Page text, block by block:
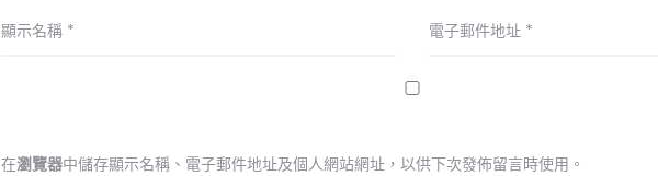
顯示名稱 * 電子郵件地址 *
在瀏覽器中儲存顯示名稱、電子郵件地址及個人網站網址，以供下次發佈留言時使用。